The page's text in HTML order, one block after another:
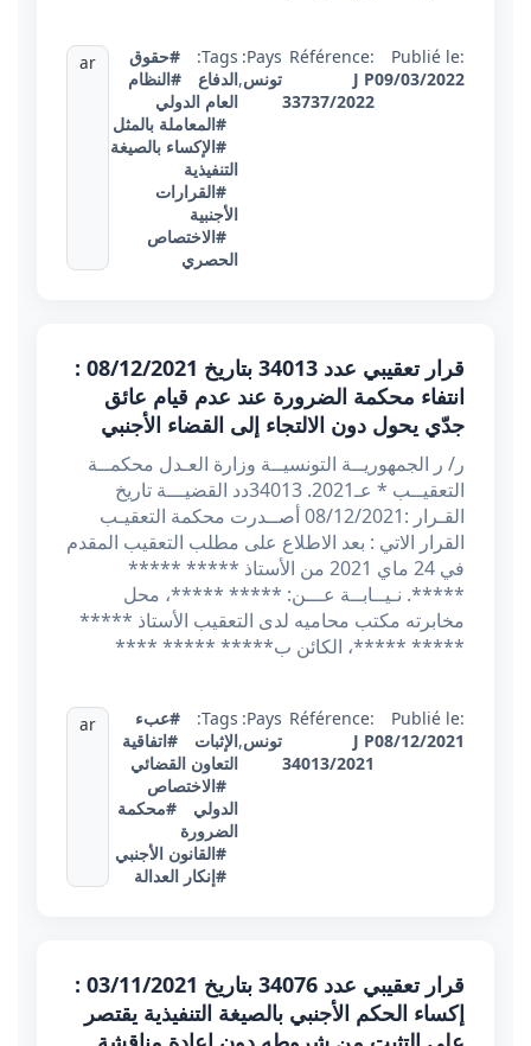
Publié le:
09/03/2022
Référence:
J P
33737/2022
Pays:
تونس,
Tags:
#حقوق
الدفاع
#النظام
العام الدولي
#المعاملة بالمثل
#الإكساء بالصيغة
التنفيذية
#القرارات
الأجنبية
#الاختصاص
الحصري
ar
قرار تعقيبي عدد 34013 بتاريخ 08/12/2021 :
انتفاء محكمة الضرورة عند عدم قيام عائق
جدّي يحول دون الالتجاء إلى القضاء الأجنبي
ر/ ر الجمهوريــة التونسيــة وزارة العـدل محكمــة
التعقيــب * عـ2021. 34013دد القضيـــة تاريخ
القـرار :08/12/2021 أصــدرت محكمة التعقيـب
القرار الاتي : بعد الاطلاع على مطلب التعقيب المقدم
في 24 ماي 2021 من الأستاذ ***** *****
*****. نـيــابــة عـــن: ***** *****، محل
مخابرته مكتب محاميه لدى التعقيب الأستاذ *****
***** *****، الكائن ب***** ***** ****
Publié le:
08/12/2021
Référence:
J P
34013/2021
Pays:
تونس,
Tags:
#عبء
الإثبات
#اتفاقية
التعاون القضائي
#الاختصاص
الدولي
#محكمة
الضرورة
#القانون الأجنبي
#إنكار العدالة
ar
قرار تعقيبي عدد 34076 بتاريخ 03/11/2021 :
إكساء الحكم الأجنبي بالصيغة التنفيذية يقتصر